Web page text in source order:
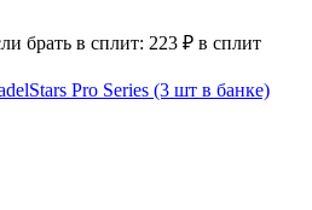
брать в сплит: 223 ₽ в сплит
Pro Series (3 шт в банке)